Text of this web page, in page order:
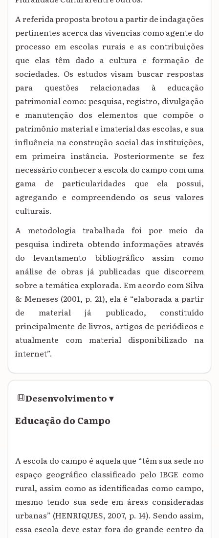
A referida proposta brotou a partir de indagações
pertinentes acerca das vivencias como agente do
processo em escolas rurais e as contribuições
que elas têm dado a cultura e formação de
sociedades. Os estudos visam buscar respostas
para questões relacionadas à educação
patrimonial como: pesquisa, registro, divulgação
e manutenção dos elementos que compõe o
patrimônio material e imaterial das escolas, e sua
influência na construção social das instituições,
em primeira instância. Posteriormente se fez
necessário conhecer a escola do campo com uma
gama de particularidades que ela possui,
agregando e compreendendo os seus valores
culturais.
A metodologia trabalhada foi por meio da
pesquisa indireta obtendo informações através
do levantamento bibliográfico assim como
análise de obras já publicadas que discorrem
sobre a temática explorada. Em acordo com Silva
& Meneses (2001, p. 21), ela é “elaborada a partir
de material já publicado, constituído
principalmente de livros, artigos de periódicos e
atualmente com material disponibilizado na
internet”.
Desenvolvimento▾
Educação do Campo
A escola do campo é aquela que “têm sua sede no
espaço geográfico classificado pelo IBGE como
rural, assim como as identificadas como campo,
mesmo tendo sua sede em áreas consideradas
urbanas” (HENRIQUES, 2007, p. 14). Sendo assim,
essa escola deve estar fora do grande centro da